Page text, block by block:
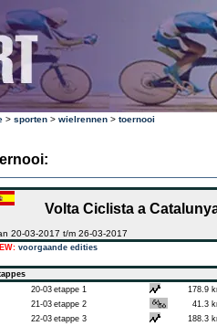
> sporten > wielrennen > toernooi
Volta Ciclista a
20-03-2017 t/m 26-03-2017
voorgaande edities
20-03 etappe 1
178.9
21-03 etappe 2
41.3
22-03 etappe 3
188.3